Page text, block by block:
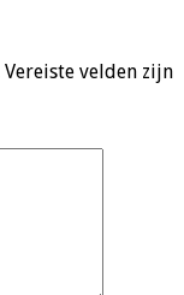
Vereiste velden zijn